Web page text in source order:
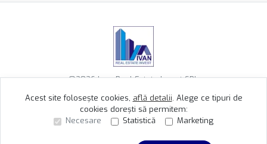
©2026Ivan Real Estate Invest SRL
Site creat în
Acest site folosește cookies, află detalii. Alege ce tipuri de
cookies dorești să permitem:
Necesare
Statistică Marketing